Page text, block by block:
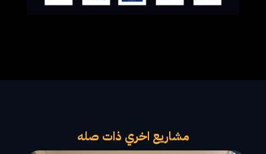
مشاريع اخري ذات صله